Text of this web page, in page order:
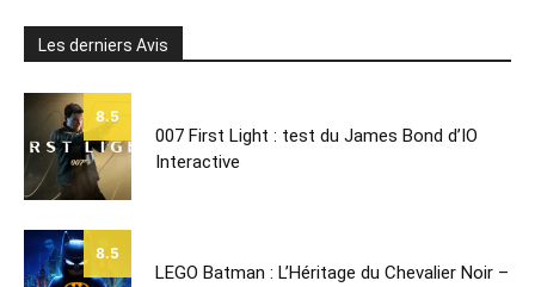
Les derniers Avis
8.5
007 First Light : test du James Bond d’IO
Interactive
8.5
LEGO Batman : L’Héritage du Chevalier Noir –